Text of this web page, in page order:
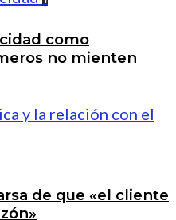
como
no mienten
de que «el cliente